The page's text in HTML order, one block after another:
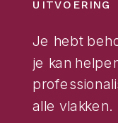
UITVOERING
Je hebt
je kan
alle vlakken.